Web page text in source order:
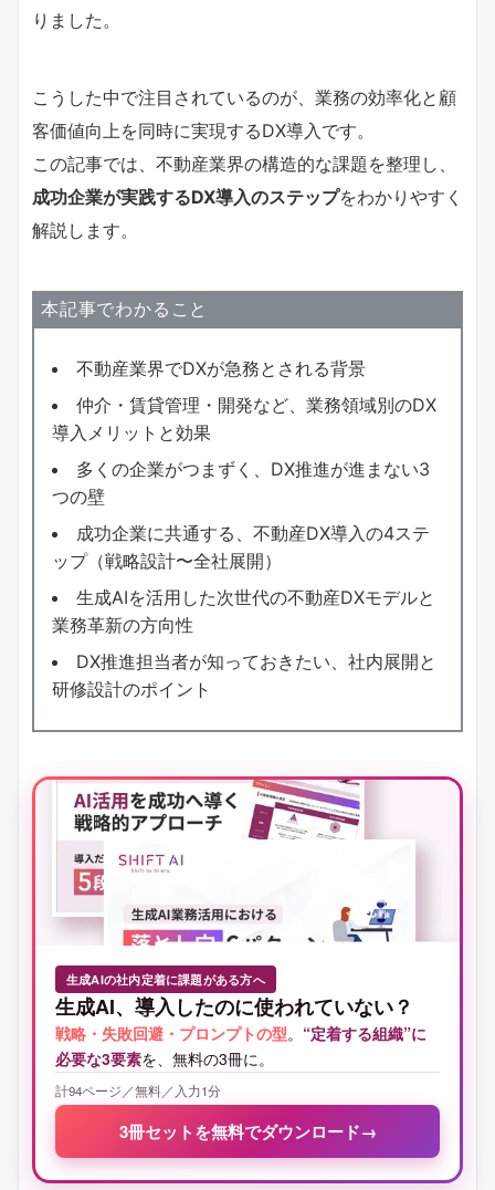
りました。
こうした中で注目されているのが、業務の効率化と顧
客価値向上を同時に実現するDX導入です。
この記事では、不動産業界の構造的な課題を整理し、
成功企業が実践するDX導入のステップをわかりやすく
解説します。
本記事でわかること
不動産業界でDXが急務とされる背景
仲介・賃貸管理・開発など、業務領域別のDX
導入メリットと効果
多くの企業がつまずく、DX推進が進まない3
つの壁
成功企業に共通する、不動産DX導入の4ステ
ップ（戦略設計〜全社展開）
生成AIを活用した次世代の不動産DXモデルと
業務革新の方向性
DX推進担当者が知っておきたい、社内展開と
研修設計のポイント
生成AIの社内定着に課題がある方へ
生成AI、導入したのに使われていない？
戦略・失敗回避・プロンプトの型。 “定着する組織”に
必要な3要素を、無料の3冊に。
計94ページ／無料／入力1分
3冊セットを無料でダウンロード →